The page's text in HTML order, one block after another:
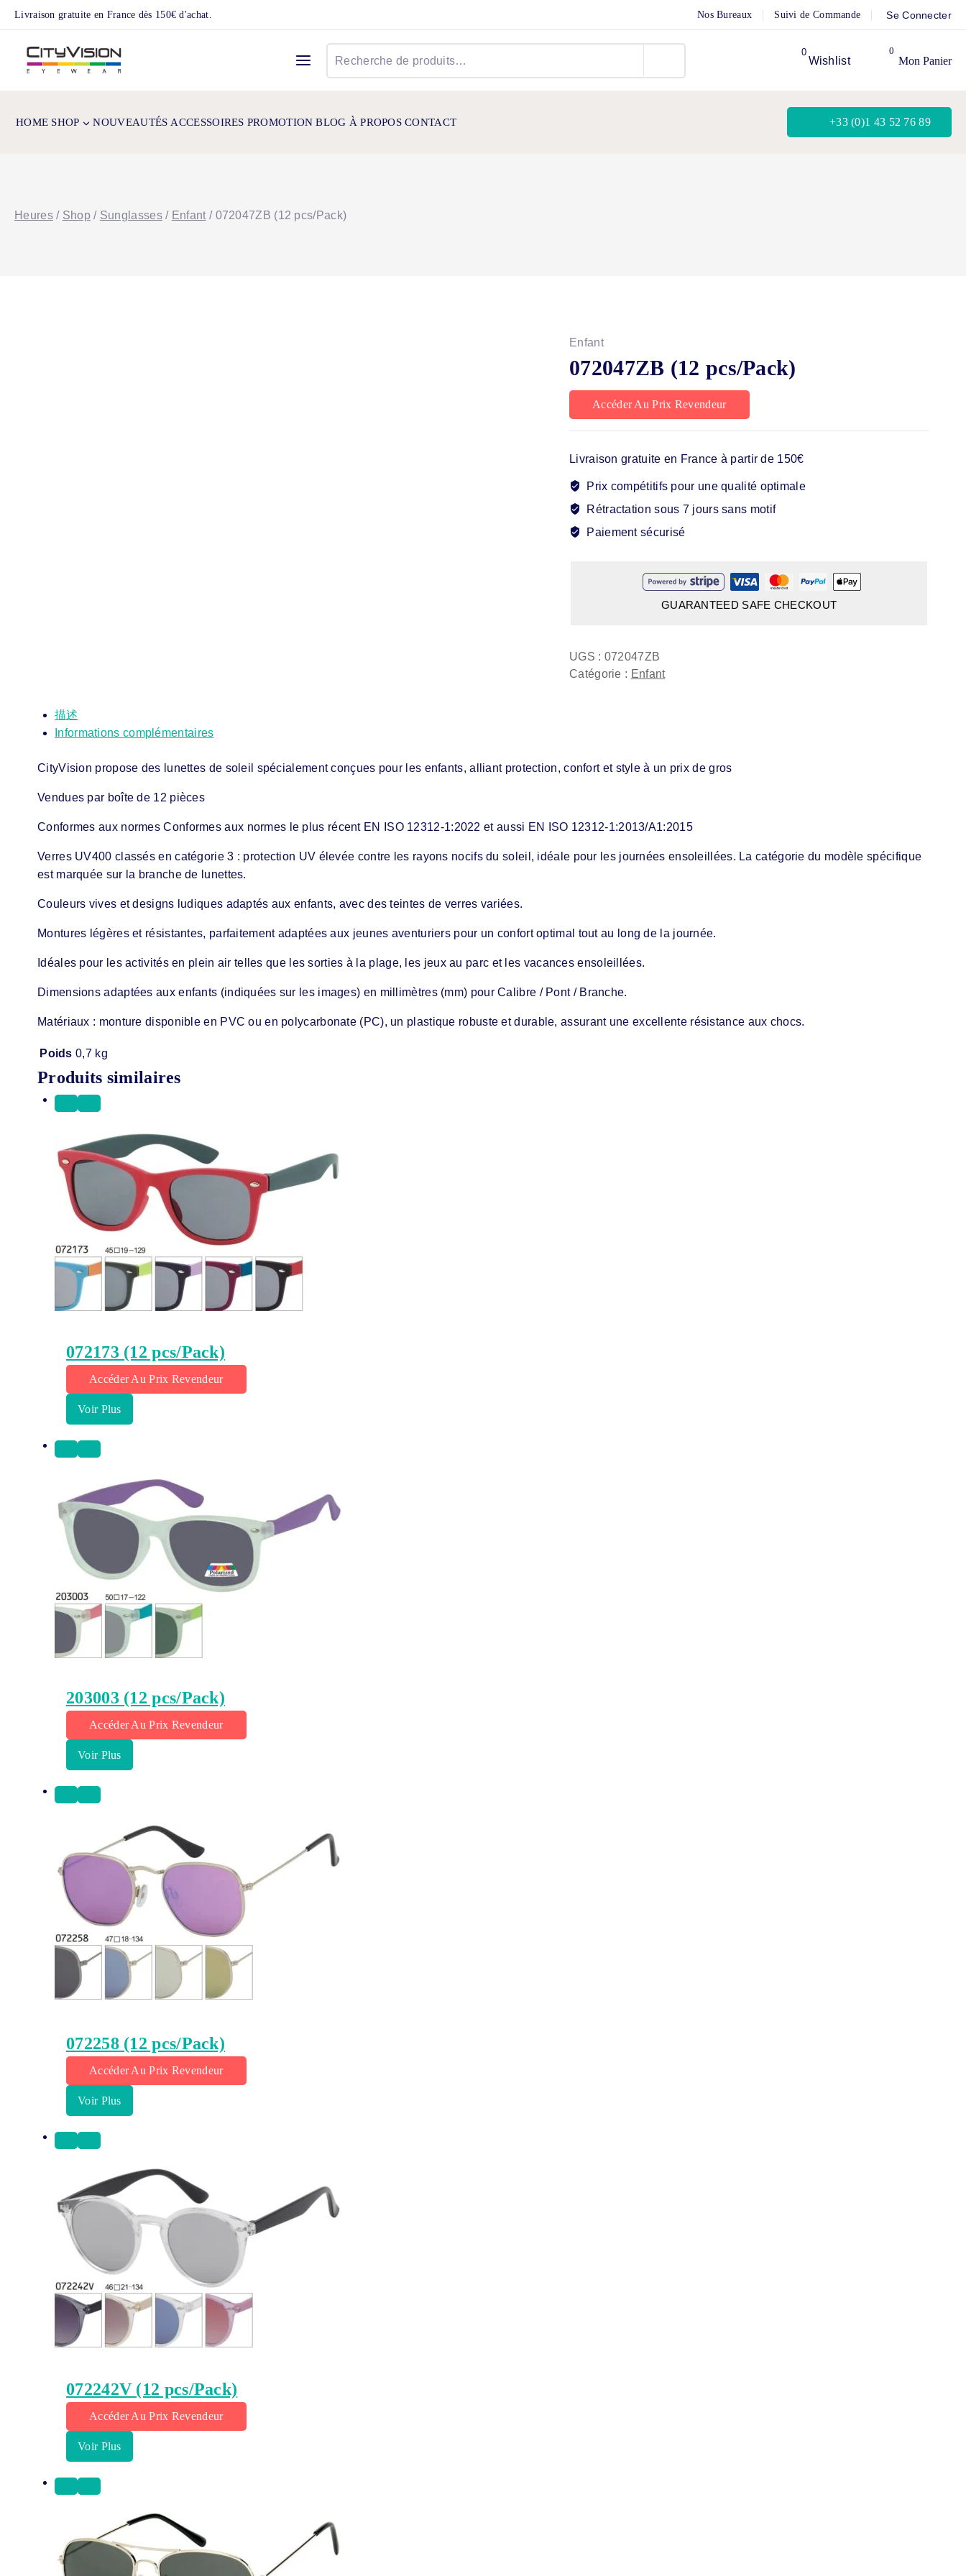
Skip
content
Livraison gratuite en France dès 150€ d'achat. Nos Bureaux Suivi de Commande Se Connecter
Wishlist
0
Mon Panier
HOME SHOP NOUVEAUTÉS ACCESSOIRES PROMOTION BLOG À PROPOS CONTACT +33 (0)1 43 52 76 89
Heures / Shop / Sunglasses / Enfant / 072047ZB (12 pcs/Pack)
Enfant
072047ZB (12 pcs/Pack)
Accéder Au Prix Revendeur
Livraison gratuite en France à partir de 150€
Prix compétitifs pour une qualité optimale
Rétractation sous 7 jours sans motif
Paiement sécurisé
GUARANTEED SAFE CHECKOUT
UGS : 072047ZB
Catégorie : Enfant
描述
Informations complémentaires
CityVision propose des lunettes de soleil spécialement conçues pour les enfants, alliant protection, confort et style à un prix de gros
Vendues par boîte de 12 pièces
Conformes aux normes Conformes aux normes le plus récent EN ISO 12312-1:2022 et aussi EN ISO 12312-1:2013/A1:2015
Verres UV400 classés en catégorie 3 : protection UV élevée contre les rayons nocifs du soleil, idéale pour les journées ensoleillées. La catégorie du modèle spécifique
est marquée sur la branche de lunettes.
Couleurs vives et designs ludiques adaptés aux enfants, avec des teintes de verres variées.
Montures légères et résistantes, parfaitement adaptées aux jeunes aventuriers pour un confort optimal tout au long de la journée.
Idéales pour les activités en plein air telles que les sorties à la plage, les jeux au parc et les vacances ensoleillées.
Dimensions adaptées aux enfants (indiquées sur les images) en millimètres (mm) pour Calibre / Pont / Branche.
Matériaux : monture disponible en PVC ou en polycarbonate (PC), un plastique robuste et durable, assurant une excellente résistance aux chocs.
Poids 0,7 kg
Produits similaires
072173 (12 pcs/Pack)
Accéder Au Prix Revendeur
Voir Plus
203003 (12 pcs/Pack)
Accéder Au Prix Revendeur
Voir Plus
072258 (12 pcs/Pack)
Accéder Au Prix Revendeur
Voir Plus
072242V (12 pcs/Pack)
Accéder Au Prix Revendeur
Voir Plus